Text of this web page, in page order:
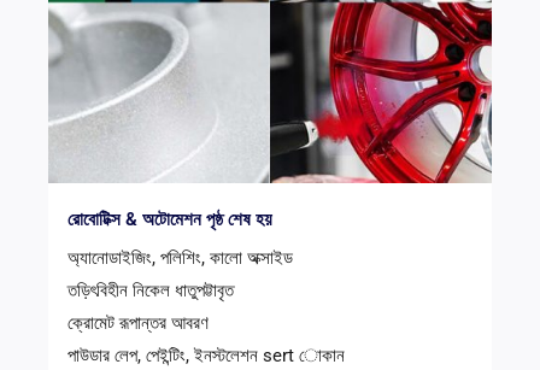
রোবোটিক্স & অটোমেশন পৃষ্ঠ শেষ হয়
অ্যানোডাইজিং, পলিশিং, কালো অক্সাইড
তড়িৎবিহীন নিকেল ধাতুপট্টাবৃত
ক্রোমেট রূপান্তর আবরণ
পাউডার লেপ, পেইন্টিং, ইনস্টলেশন sert োকান